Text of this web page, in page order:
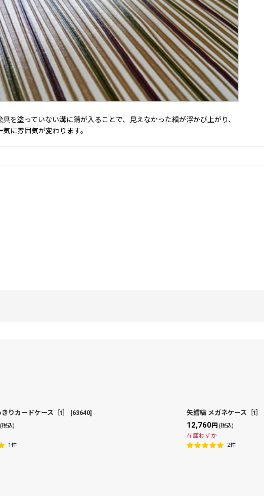
具を塗っていない溝に錆が入ることで、見えなかった縞が浮かび上がり、
気に雰囲気が変わります。
りカードケース［t］ [63640]
(税込)
1件
矢鱈縞 メガネケース［t］
12,760円 (税込)
在庫わずか
2件